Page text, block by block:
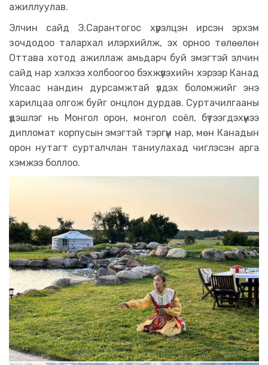
ажиллуулав.
Элчин сайд Э.Сарантогос хүрэлцэн ирсэн эрхэм
зочдодоо талархал илэрхийлж, эх орноо төлөөлөн
Оттава хотод ажиллаж амьдарч буй эмэгтэй элчин
сайд нар хэлхээ холбоогоо бэхжүүлэхийн хэрээр Канад
Улсаас нандин дурсамжтай үлдэх боломжийг энэ
харилцаа олгож буйг онцлон дурдав. Суртачилгааны
үдэшлэг нь Монгол орон, монгол соёл, бүтээгдэхүүнээ
дипломат корпусын эмэгтэй тэргүүн нар, мөн Канадын
орон нутагт сурталчлан таниулахад чиглэсэн арга
хэмжээ боллоо.